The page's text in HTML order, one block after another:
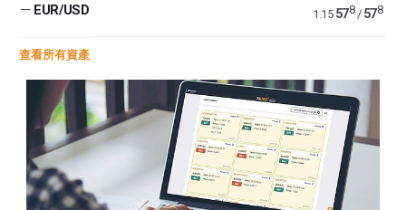
— EUR/USD 1.15 578/ 578
查看所有資產